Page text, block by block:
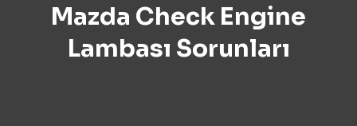
Mazda Check Engine
Lambası Sorunları